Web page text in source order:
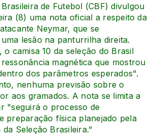
de Futebol (CBF) divulgou
(8) uma nota oficial a respeito da
Neymar, que se
lesão na panturrilha direita.
o camisa 10 da seleção do Brasil
magnética que mostrou
dos parâmetros esperados".
nenhuma previsão sobre o
aos gramados. A nota se limita a
"seguirá o processo de
preparação física planejado pela
da Seleção Brasileira."